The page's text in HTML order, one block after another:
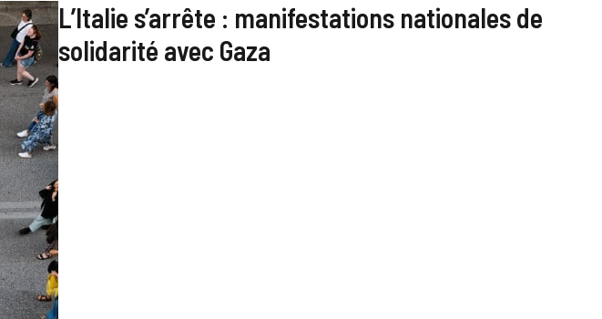
L’Italie s’arrête : manifestations nationales de
solidarité avec Gaza